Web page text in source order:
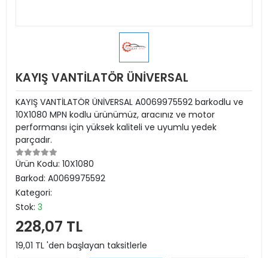
KAYIŞ VANTİLATÖR ÜNİVERSAL
KAYIŞ VANTİLATÖR ÜNİVERSAL A0069975592 barkodlu ve
10X1080 MPN kodlu ürünümüz, aracınız ve motor
performansı için yüksek kaliteli ve uyumlu yedek
parçadır.
Ürün Kodu: 10X1080
Barkod: A0069975592
Kategori:
Stok: 3
228,07 TL
19,01 TL 'den başlayan taksitlerle